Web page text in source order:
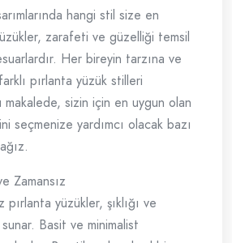
hangi stil size en
zarafeti ve güzelliği temsil
Her bireyin tarzına ve
pırlanta yüzük stilleri
makalede, sizin için en uygun olan
seçmenize yardımcı olacak bazı
Zamansız
pırlanta yüzükler, şıklığı ve
Basit ve minimalist